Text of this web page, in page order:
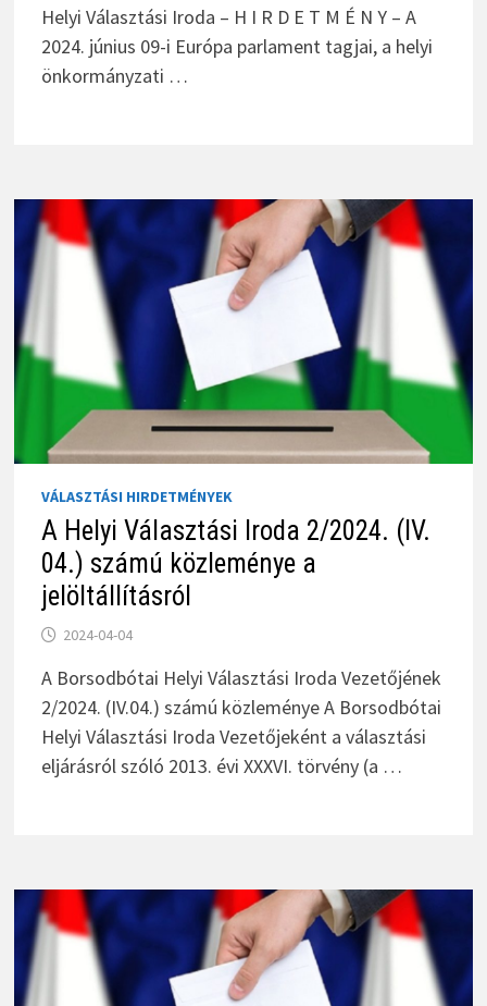
Helyi Választási Iroda – H I R D E T M É N Y – A
2024. június 09-i Európa parlament tagjai, a helyi
önkormányzati …
VÁLASZTÁSI HIRDETMÉNYEK
A Helyi Választási Iroda 2/2024. (IV.
04.) számú közleménye a
jelöltállításról
2024-04-04
A Borsodbótai Helyi Választási Iroda Vezetőjének
2/2024. (IV.04.) számú közleménye A Borsodbótai
Helyi Választási Iroda Vezetőjeként a választási
eljárásról szóló 2013. évi XXXVI. törvény (a …